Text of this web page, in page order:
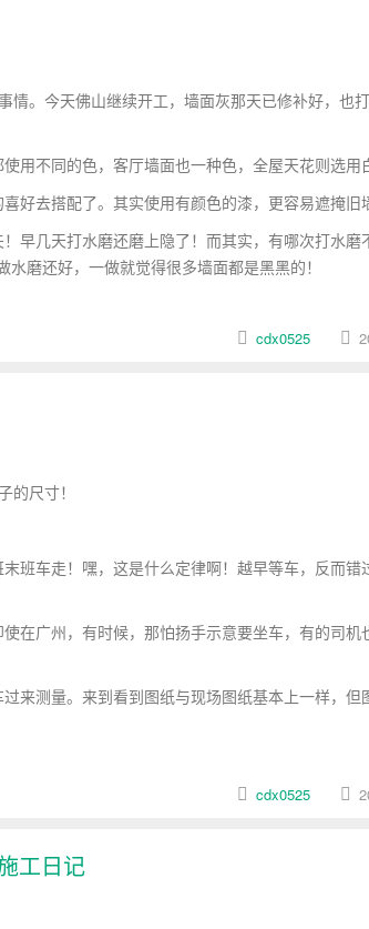
情。今天佛山继续开工，墙面灰那天已修补好，也
用不同的色，客厅墙面也一种色，全屋天花则选用
好去搭配了。其实使用有颜色的漆，更容易遮掩旧
早几天打水磨还磨上隐了！而其实，有哪次打水
磨还好，一做就觉得很多墙面都是黑黑的！
cdx0525
的尺寸！
班车走！嘿，这是什么定律啊！越早等车，反而
在广州，有时候，那怕扬手示意要坐车，有的司
来测量。来到看到图纸与现场图纸基本上一样，
cdx0525
工日记